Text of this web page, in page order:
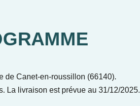
de Canet-en-roussillon (66140).
La livraison est prévue au 31/12/2025.